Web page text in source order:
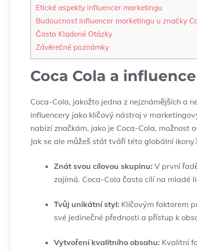
Etické aspekty influencer marketingu
Budoucnost influencer marketingu u značky
Často Kladené Otázky
Závěrečné poznámky
Coca Cola a
Coca-Cola, jakožto jedna z nejznámějších a
influencery jako klíčový nástroj v
nabízí značkám, jako je Coca-Cola, možnost
Jak se ale můžeš stát tváří této globální
Znát svou cílovou skupinu: V první
zajímá. Coca-Cola často cílí na mladé
Tvůj unikátní styl: Klíčovým faktorem
své jedinečné přednosti a přístup k
Vytvoření kvalitního obsahu: Kvalitní